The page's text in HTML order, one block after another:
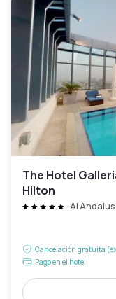
The Hotel
Hilton
Al Andalus
Cancelación gratuita
Pago en el hotel